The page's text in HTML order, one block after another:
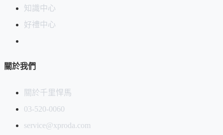
知識中心
好禮中心
關於我們
關於千里悍馬
03-520-0060
service@xproda.com